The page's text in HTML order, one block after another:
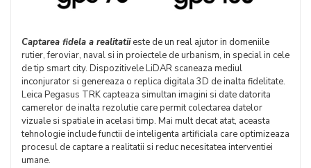
Captarea fidela a realitatii este de un real ajutor in domeniile
rutier, feroviar, naval si in proiectele de urbanism, in special in cele
de tip smart city. Dispozitivele LiDAR scaneaza mediul
inconjurator si genereaza o replica digitala 3D de inalta fidelitate.
Leica Pegasus TRK capteaza simultan imagini si date datorita
camerelor de inalta rezolutie care permit colectarea datelor
vizuale si spatiale in acelasi timp. Mai mult decat atat, aceasta
tehnologie include functii de inteligenta artificiala care optimizeaza
procesul de captare a realitatii si reduc necesitatea interventiei
umane.